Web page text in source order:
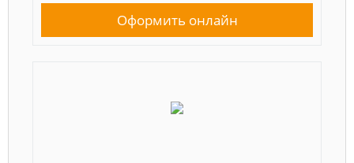
Оформить онлайн